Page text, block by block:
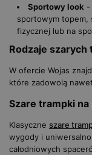
Sportowy look -
sportowym topem,
fizycznej lub na
Rodzaje szarych
W ofercie Wojas
które zadowolą
Szare trampki na
Klasyczne szare
wygody i
całodniowych